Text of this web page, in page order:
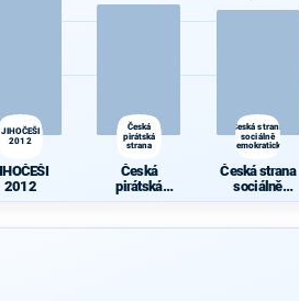
JIHOČEŠI
2012
2012
Česká
pirátská
strana
Česká
pirátská
Česká strana
sociálně
demokratická
Česká strana
sociálně
demokratická